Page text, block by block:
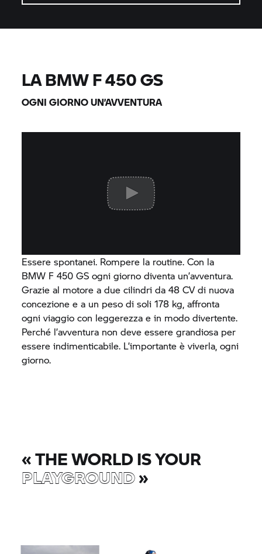
LA BMW F 450 GS
OGNI GIORNO UN’AVVENTURA
Essere spontanei. Rompere la routine. Con la
BMW F 450 GS ogni giorno diventa un’avventura.
Grazie al motore a due cilindri da 48 CV di nuova
concezione e a un peso di soli 178 kg, affronta
ogni viaggio con leggerezza e in modo divertente.
Perché l’avventura non deve essere grandiosa per
essere indimenticabile. L’importante è viverla, ogni
giorno.
«THE WORLD IS YOUR
PLAYGROUND»